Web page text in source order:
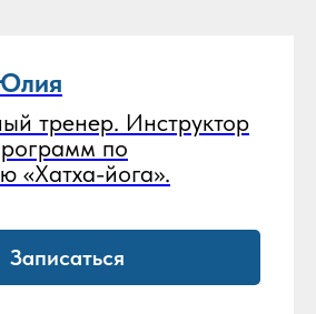
тренер. Инструктор
по
«Хатха-йога».
Записаться